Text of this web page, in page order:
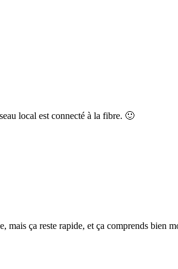
local est connecté à la fibre. 🙂
mais ça reste rapide, et ça comprends bien